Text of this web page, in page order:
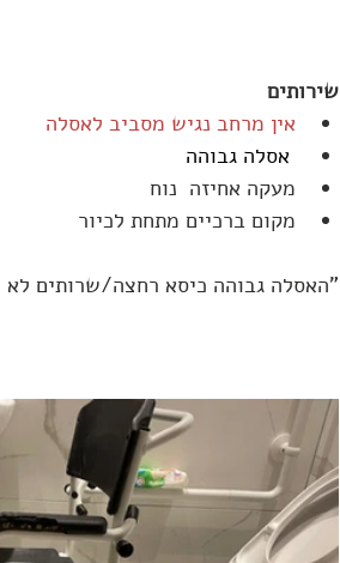
שירותים
אין מרחב נגיש מסביב לאסלה
מעקה אחיזה  נוח
מקום ברכיים מתחת לכיור
"האסלה גבוהה כיסא רחצה/שרותים לא